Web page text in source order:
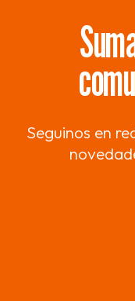
Seguinos en